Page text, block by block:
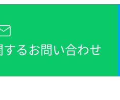
るお問い合わせ